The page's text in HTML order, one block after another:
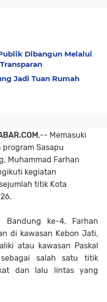
Dibangun Melalui
Jadi Tuan Rumah
,-- Memasuki
program Sasapu
Muhammad Farhan
kegiatan
titik Kota
Bandung ke-4, Farhan
di kawasan Kebon Jati,
atau kawasan Paskal
salah satu titik
dan lalu lintas yang